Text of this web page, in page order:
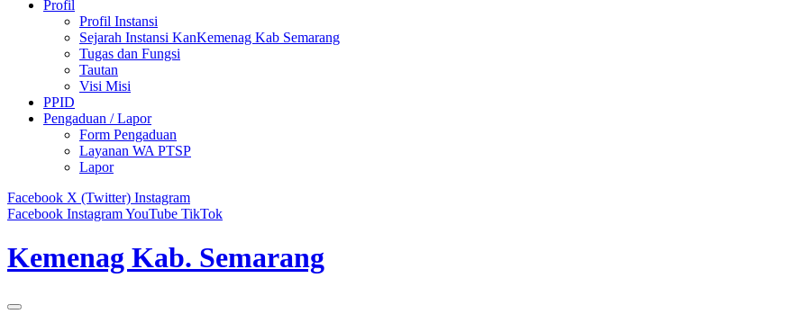
Profil
Profil Instansi
Sejarah Instansi KanKemenag Kab Semarang
Tugas dan Fungsi
Tautan
Visi Misi
PPID
Pengaduan / Lapor
Form Pengaduan
Layanan WA PTSP
Lapor
Facebook X (Twitter) Instagram
Facebook InstagramYouTube TikTok
Kemenag Kab. Semarang